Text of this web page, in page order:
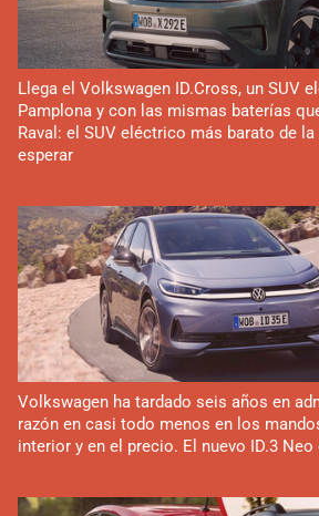
Llega el Volkswagen ID.Cross, un SUV
Pamplona y con las mismas baterías
Raval: el SUV eléctrico más barato de
esperar
Volkswagen ha tardado seis años en
razón en casi todo menos en los
interior y en el precio. El nuevo ID.3 Neo